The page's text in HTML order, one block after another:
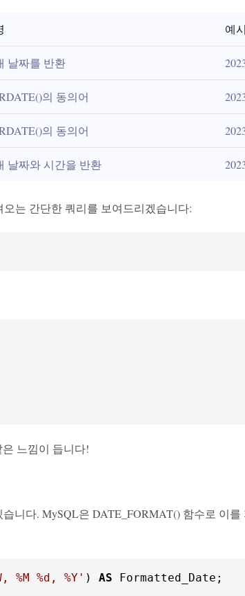
예
날짜를 반환
의 동의어
의 동의어
날짜와 시간을 반환
는 간단한 쿼리를 보여드리겠습니다:
느낌이 듭니다!
니다. MySQL은 DATE_FORMAT() 함수로 이
%M %d, %Y' ) AS Formatted_Date;